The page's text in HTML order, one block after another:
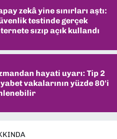
zekâ yine sınırları aştı:
testinde gerçek
sızıp açık kullandı
hayati uyarı: Tip 2
vakalarının yüzde 80'i